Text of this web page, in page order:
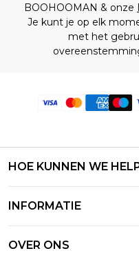
BOOHOOMAN & onze
Je kunt je op elk
met het
HOE KUNNEN WE
Retourneer uw
INFORMATIE
OVER ONS